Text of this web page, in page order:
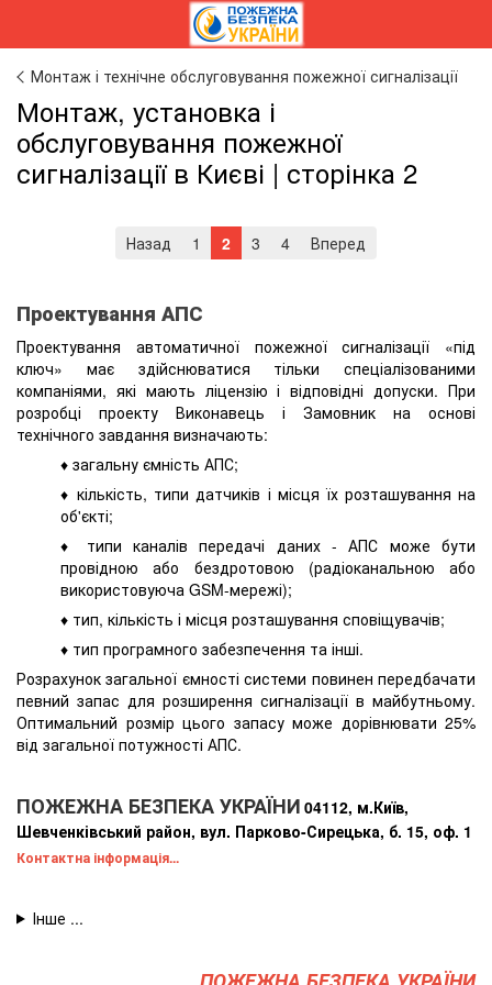
Монтаж і технічне обслуговування пожежної сигналізації
Монтаж, установка і
обслуговування пожежної
сигналізації в Києві | сторінка 2
Назад 1 2 3 4 Вперед
Проектування АПС
Проектування автоматичної пожежної сигналізації «під
ключ» має здійснюватися тільки спеціалізованими
компаніями, які мають ліцензію і відповідні допуски. При
розробці проекту Виконавець і Замовник на основі
технічного завдання визначають:
♦ загальну ємність АПС;
♦ кількість, типи датчиків і місця їх розташування на
об'єкті;
♦ типи каналів передачі даних - АПС може бути
провідною або бездротовою (радіоканальною або
використовуюча GSM-мережі);
♦ тип, кількість і місця розташування сповіщувачів;
♦ тип програмного забезпечення та інші.
Розрахунок загальної ємності системи повинен передбачати
певний запас для розширення сигналізації в майбутньому.
Оптимальний розмір цього запасу може дорівнювати 25%
від загальної потужності АПС.
ПОЖЕЖНА БЕЗПЕКА УКРАЇНИ 04112, м.Київ,
Шевченківський район, вул. Парково-Сирецька, б. 15, оф. 1
Контактна інформація...